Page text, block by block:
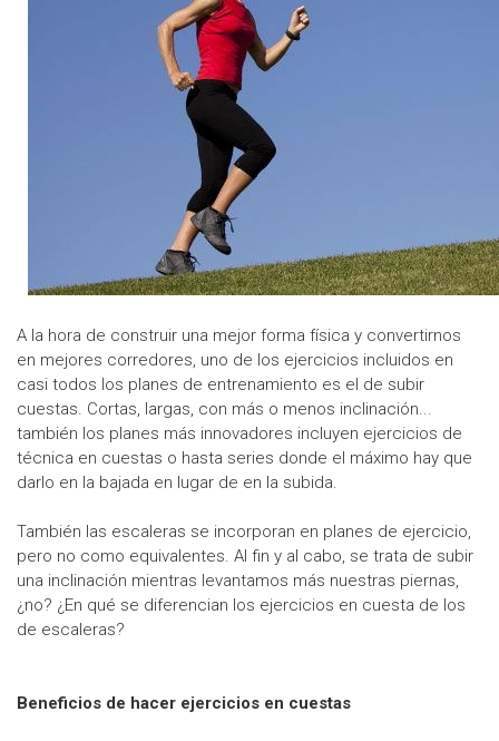
A la hora de construir una mejor forma física y convertirnos
en mejores corredores, uno de los ejercicios incluidos en
casi todos los planes de entrenamiento es el de subir
cuestas. Cortas, largas, con más o menos inclinación...
también los planes más innovadores incluyen ejercicios de
técnica en cuestas o hasta series donde el máximo hay que
darlo en la bajada en lugar de en la subida.
También las escaleras se incorporan en planes de ejercicio,
pero no como equivalentes. Al fin y al cabo, se trata de subir
una inclinación mientras levantamos más nuestras piernas,
¿no? ¿En qué se diferencian los ejercicios en cuesta de los
de escaleras?
Beneficios de hacer ejercicios en cuestas